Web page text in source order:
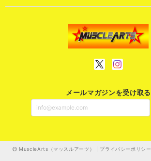
メールマガジンを受け取る
MuscleArts（マッスルアーツ） | プライバシーポリシー